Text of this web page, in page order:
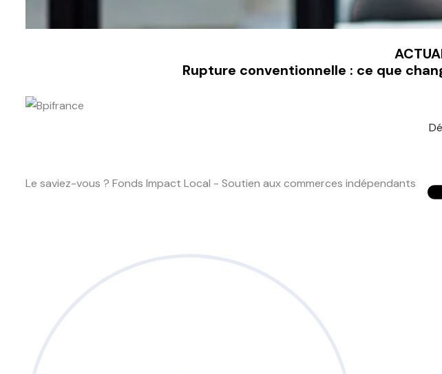
Rupture conventionnelle : ce que
Le saviez-vous ? Fonds Impact Local - Soutien aux commerces indépendants